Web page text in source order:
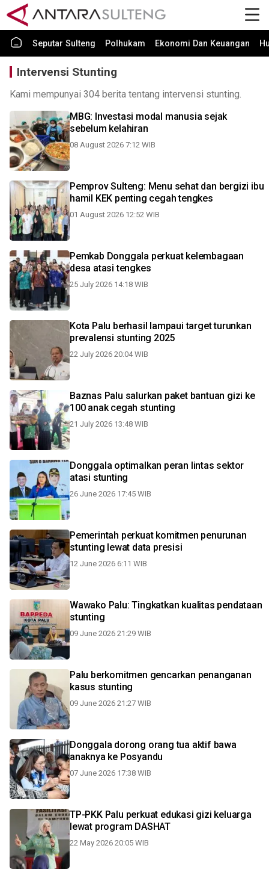
Seputar Sulteng Polhukam Ekonomi Dan Keuangan
Intervensi Stunting
Kami mempunyai 304 berita tentang intervensi stunting.
MBG: Investasi modal manusia sejak
sebelum kelahiran
08 August 2026 7:12 WIB
Pemprov Sulteng: Menu sehat dan bergizi ibu
hamil KEK penting cegah tengkes
01 August 2026 12:52 WIB
Pemkab Donggala perkuat kelembagaan
desa atasi tengkes
25 July 2026 14:18 WIB
Kota Palu berhasil lampaui target turunkan
prevalensi stunting 2025
22 July 2026 20:04 WIB
Baznas Palu salurkan paket bantuan gizi ke
100 anak cegah stunting
21 July 2026 13:48 WIB
Donggala optimalkan peran lintas sektor
atasi stunting
26 June 2026 17:45 WIB
Pemerintah perkuat komitmen penurunan
stunting lewat data presisi
12 June 2026 6:11 WIB
Wawako Palu: Tingkatkan kualitas pendataan
stunting
09 June 2026 21:29 WIB
Palu berkomitmen gencarkan penanganan
kasus stunting
09 June 2026 21:27 WIB
Donggala dorong orang tua aktif bawa
anaknya ke Posyandu
07 June 2026 17:38 WIB
TP-PKK Palu perkuat edukasi gizi keluarga
lewat program DASHAT
22 May 2026 20:05 WIB